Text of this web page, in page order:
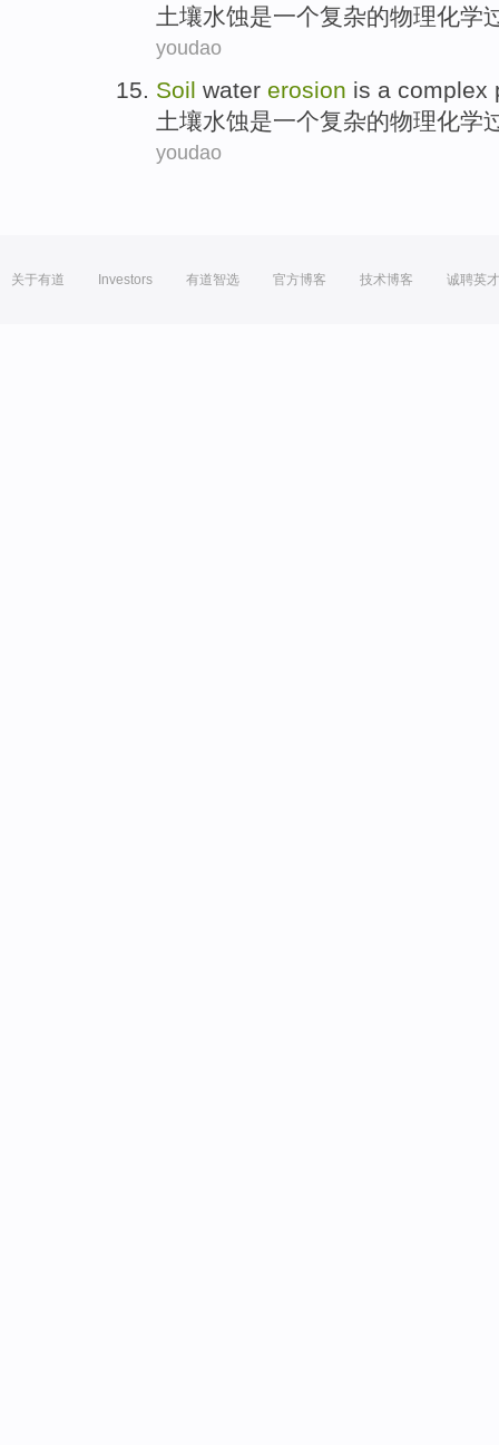
土壤水蚀是一个复杂的物理化学
youdao
Soil water erosion is a complex
土壤水蚀是一个复杂的物理化学
youdao
关于有道 Investors 有道智选 官方博客 技术博客 诚聘英才